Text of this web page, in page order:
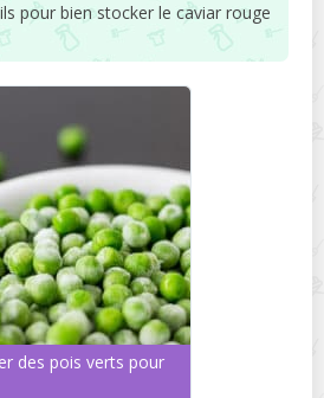
pour bien stocker le caviar rouge
des pois verts pour